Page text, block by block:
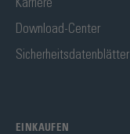
Karriere
Download-Center
Sicherheitsdatenblätter
EINKAUFEN